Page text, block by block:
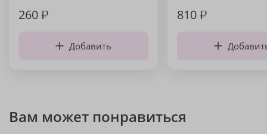
260₽
Добавить
810₽
Вам может понравиться